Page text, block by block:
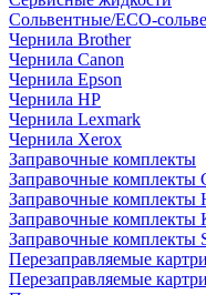
Сольвентные/ECO-
Чернила Brother
Чернила Canon
Чернила Epson
Чернила HP
Чернила Lexmark
Чернила Xerox
Заправочные комплекты
Заправочные комплекты
Заправочные комплекты
Заправочные комплекты
Заправочные комплекты
Перезаправляемые
Перезаправляемые